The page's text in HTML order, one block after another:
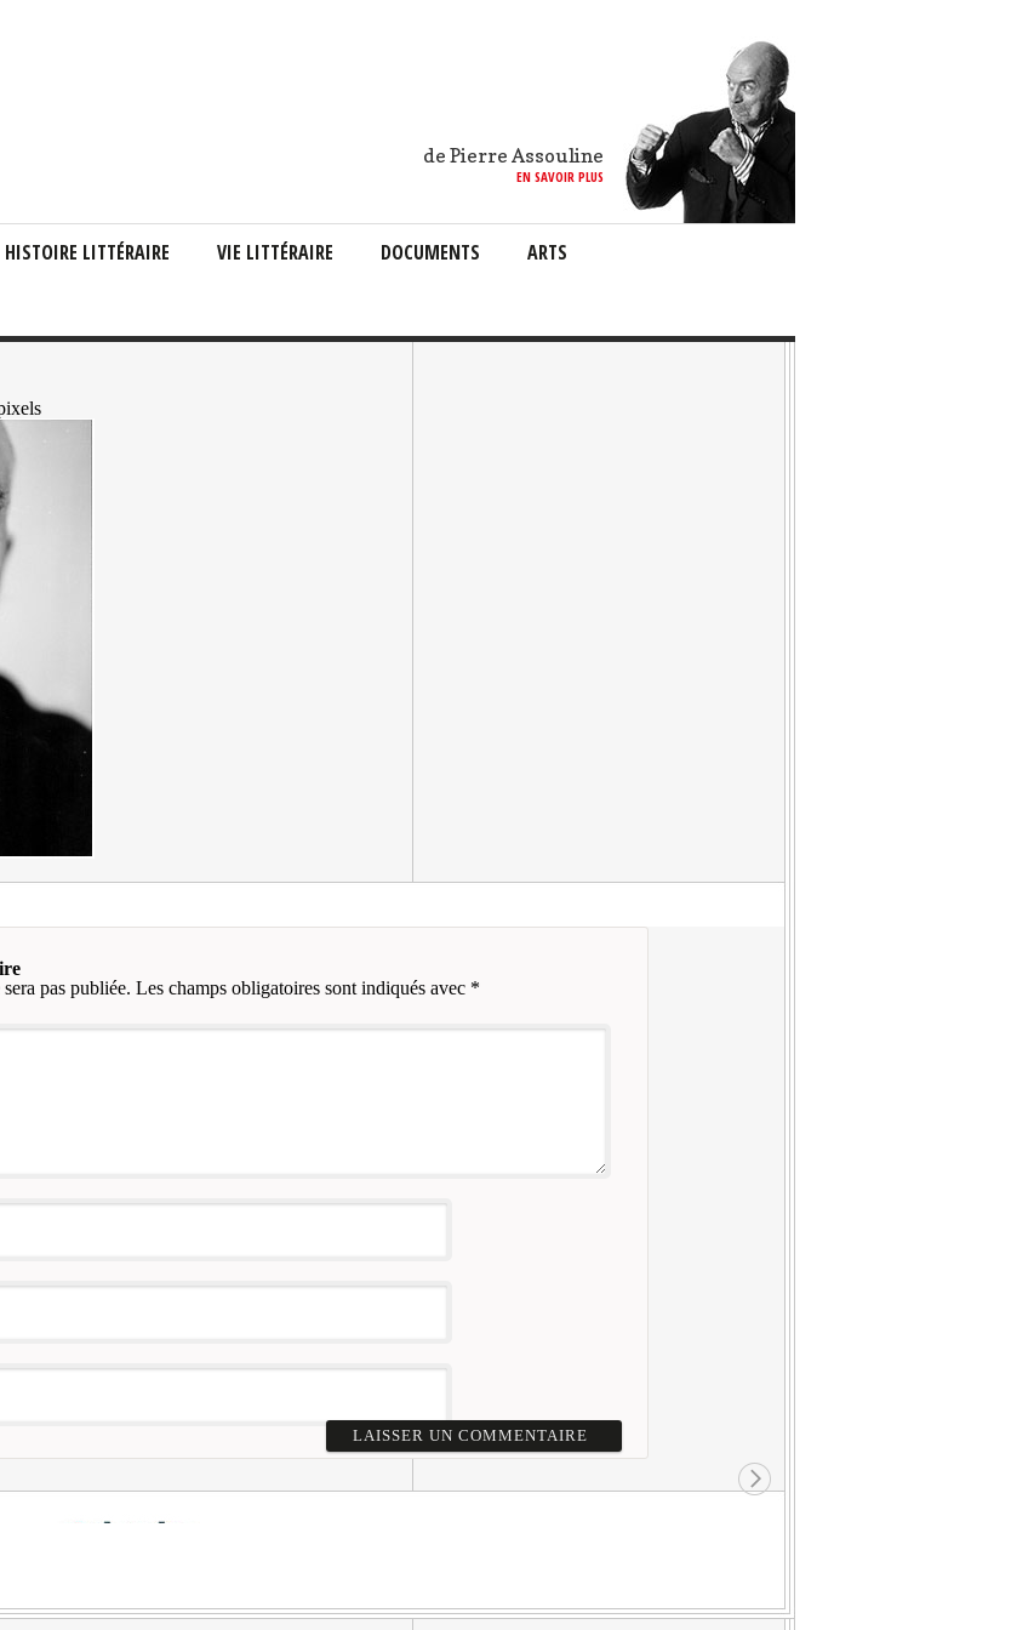
de Pierre Assouline
EN SAVOIR PLUS
HISTOIRE LITTÉRAIRE VIE LITTÉRAIRE DOCUMENTS ARTS
pas publiée. Les champs obligatoires sont indiqués avec *